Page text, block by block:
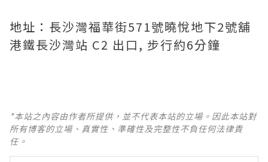
地址： 長沙灣福華街571號曉悅地下2號舖
港鐵長沙灣站 C2 出口, 步行約6分鐘
*本站之內容由作者所提供，並不代表本站的立場。因此本站對
所有博客的立場、真實性、準確性及完整性不負任何法律責
任。